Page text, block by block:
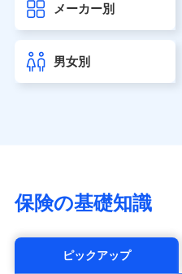
seimei.co.jp）
チューリッヒ生命保険株
東京海上日動あんしん生
（https://www.tmn-
マニュライフ生命保険株式
（https://
（https://www.msa-
メットライフ生命株式会
メーカー別
男女別
保険の基礎知識
ピックアップ